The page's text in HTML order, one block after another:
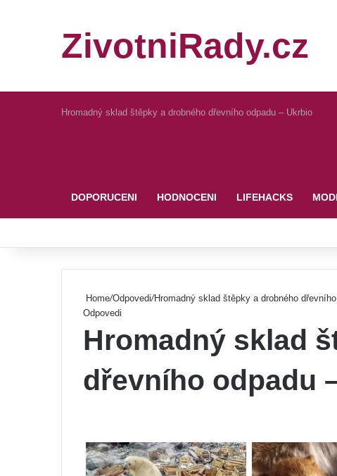
ZivotniRady.cz
Hromadný sklad štěpky a drobného dřevního odpadu – Ukrbio
DOPORUCENI HODNOCENI LIFEHACKS
Home/Odpovedi/Hromadný sklad štěpky a drobného
Odpovedi
Hromadný sklad
dřevního odpadu